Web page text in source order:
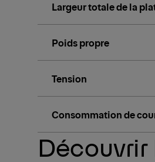
Largeur totale de la
Poids propre
Tension
Consommation de